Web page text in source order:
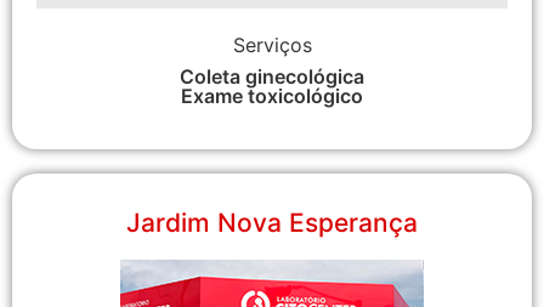
Serviços
Coleta ginecológica
Exame toxicológico
Jardim Nova Esperança